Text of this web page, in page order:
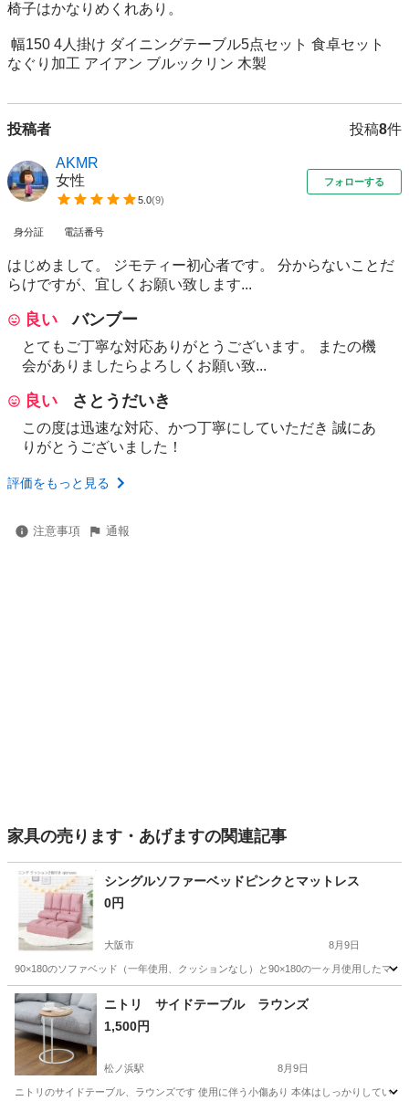
椅子はかなりめくれあり。
投稿者 投稿8件
AKMR
女性
5.0(9)
フォローする
身分証 電話番号
はじめまして。 ジモティー初心者です。 分からないことだ
らけですが、宜しくお願い致します...
良い バンブー
とてもご丁寧な対応ありがとうございます。 またの機
会がありましたらよろしくお願い致...
良い さとうだいき
この度は迅速な対応、かつ丁寧にしていただき 誠にあ
りがとうございました！
評価をもっと見る
注意事項 通報
家具の売ります・あげますの関連記事
シングルソファーベッドピンクとマットレス
0円
大阪市 8月9日
90×180のソファベッド（一年使用、クッションなし）と90×180の一ヶ月使用したマ
大阪 大阪市 ベッド 無料
ニトリ サイドテーブル ラウンズ
1,500円
松ノ浜駅 8月9日
ニトリのサイドテーブル、ラウンズです 使用に伴う小傷あり 本体はしっかりしている